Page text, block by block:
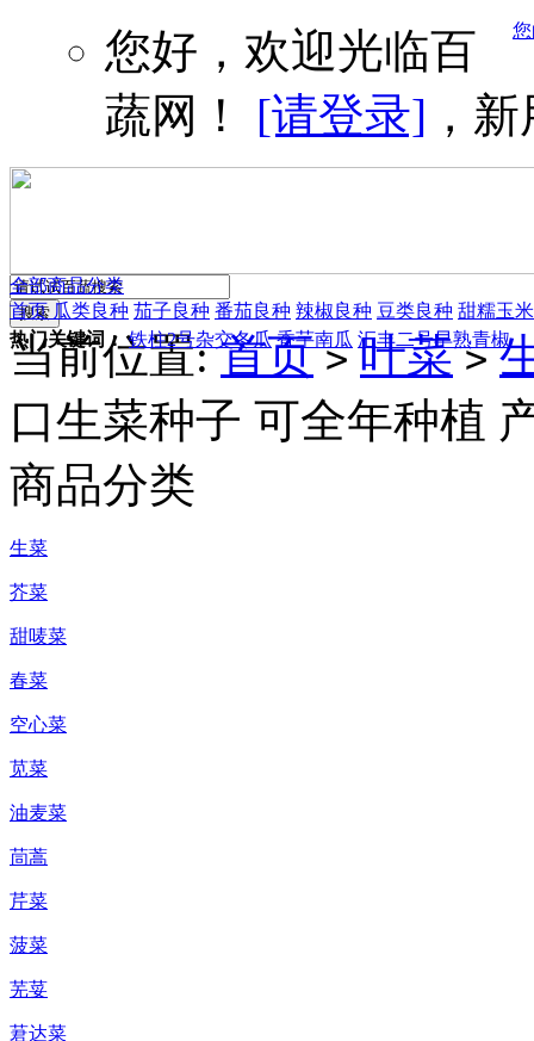
您好，欢迎光临百
蔬网！ [请登录] ，
热门关键词： 铁柱2号杂交冬瓜 香芋南瓜 汇丰二号早熟青椒
全部商品分类
首页 瓜类良种 茄子良种 番茄良种 辣椒良种 豆类良种 甜糯玉米
当前位置:首页 > 叶菜 >
口生菜种子 可全年种植
商品分类
生菜
芥菜
甜唛菜
春菜
空心菜
苋菜
油麦菜
茼蒿
芹菜
菠菜
芜荽
莙达菜